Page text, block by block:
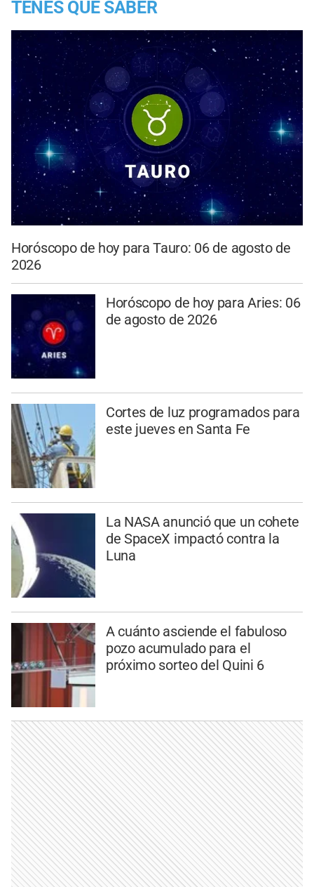
TENES QUE SABER
Horóscopo de hoy para Tauro: 06 de agosto de
2026
Horóscopo de hoy para Aries: 06
de agosto de 2026
Cortes de luz programados para
este jueves en Santa Fe
La NASA anunció que un cohete
de SpaceX impactó contra la
Luna
A cuánto asciende el fabuloso
pozo acumulado para el
próximo sorteo del Quini 6